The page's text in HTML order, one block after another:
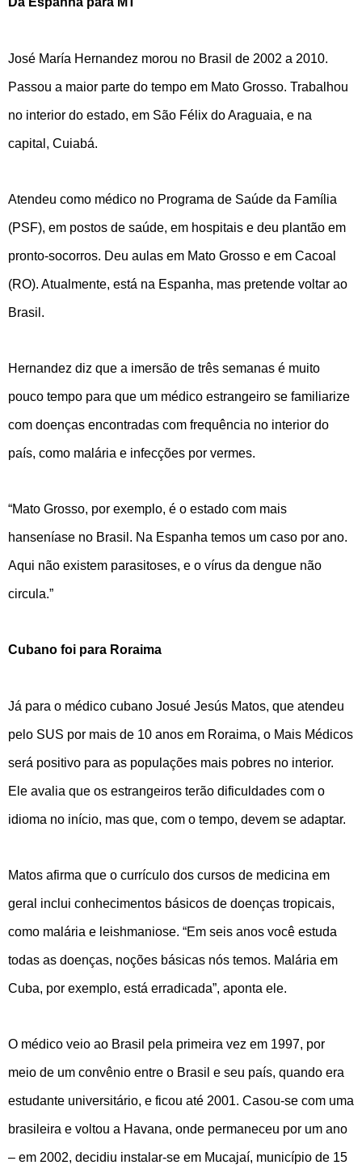
José María Hernandez morou no Brasil de 2002 a 2010.
Passou a maior parte do tempo em Mato Grosso. Trabalhou
no interior do estado, em São Félix do Araguaia, e na
capital, Cuiabá.
Atendeu como médico no Programa de Saúde da Família
(PSF), em postos de saúde, em hospitais e deu plantão em
pronto-socorros. Deu aulas em Mato Grosso e em Cacoal
(RO). Atualmente, está na Espanha, mas pretende voltar ao
Brasil.
Hernandez diz que a imersão de três semanas é muito
pouco tempo para que um médico estrangeiro se familiarize
com doenças encontradas com frequência no interior do
país, como malária e infecções por vermes.
“Mato Grosso, por exemplo, é o estado com mais
hanseníase no Brasil. Na Espanha temos um caso por ano.
Aqui não existem parasitoses, e o vírus da dengue não
circula.”
Cubano foi para Roraima
Já para o médico cubano Josué Jesús Matos, que atendeu
pelo SUS por mais de 10 anos em Roraima, o Mais Médicos
será positivo para as populações mais pobres no interior.
Ele avalia que os estrangeiros terão dificuldades com o
idioma no início, mas que, com o tempo, devem se adaptar.
Matos afirma que o currículo dos cursos de medicina em
geral inclui conhecimentos básicos de doenças tropicais,
como malária e leishmaniose. “Em seis anos você estuda
todas as doenças, noções básicas nós temos. Malária em
Cuba, por exemplo, está erradicada”, aponta ele.
O médico veio ao Brasil pela primeira vez em 1997, por
meio de um convênio entre o Brasil e seu país, quando era
estudante universitário, e ficou até 2001. Casou-se com uma
brasileira e voltou a Havana, onde permaneceu por um ano
– em 2002, decidiu instalar-se em Mucajaí, município de 15